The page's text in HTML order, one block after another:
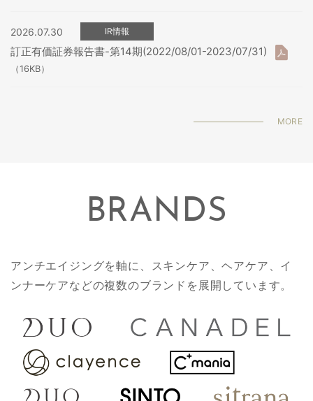
2026.07.30 IR情報
訂正有価証券報告書-第14期(2022/08/01-2023/07/31)
（16KB）
MORE
BRANDS
アンチエイジングを軸に、スキンケア、ヘアケア、イ
ンナーケアなどの複数のブランドを展開しています。